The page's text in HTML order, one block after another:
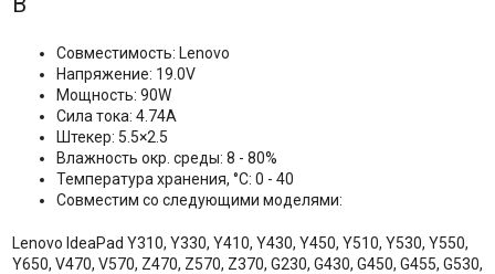
Совместимость: Lenovo
Напряжение: 19.0V
Мощность: 90W
Сила тока: 4.74A
Штекер: 5.5×2.5
Влажность окр. среды: 8 - 80%
Температура хранения, °C: 0 - 40
Совместим со следующими моделями:
Lenovo IdeaPad Y310, Y330, Y410, Y430, Y450, Y510, Y530, Y550,
Y650, V470, V570, Z470, Z570, Z370, G230, G430, G450, G455, G530,